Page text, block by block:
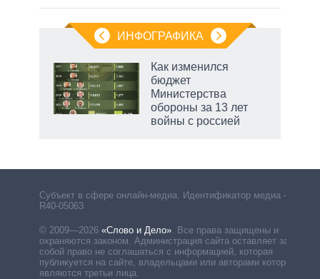
ИНФОГРАФИКА
Как изменился
бюджет
Министерства
обороны за 13 лет
войны с россией
Субъект в сфере онлайн-медиа. Идентификатор медиа –
R40-05063
© 2009—2026 «Слово и Дело»
Все права защищены и
охраняются законом. Администрация сайта оставляет за
собой право не соглашаться с информацией, которая
публикуется на сайте, владельцами или авторами которой
являются третьи лица.